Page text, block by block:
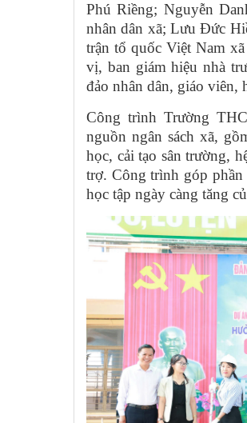
Phú Riềng; Nguyễn
nhân dân xã; Lưu Đức
trận tổ quốc Việt Nam
vị, ban giám hiệu nhà
đảo nhân dân, giáo viên,
Công trình Trường
nguồn ngân sách xã,
học, cải tạo sân trường,
trợ. Công trình góp phần
học tập ngày càng tăng